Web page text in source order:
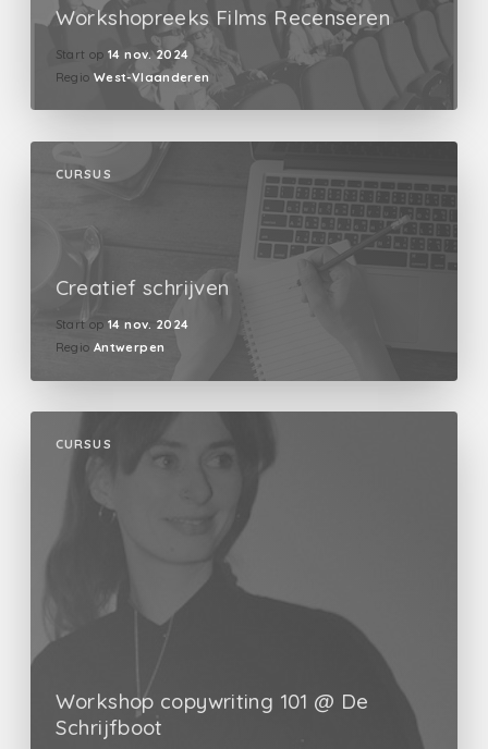
Workshopreeks Films Recenseren
Start op 14 nov. 2024
Regio West-Vlaanderen
CURSUS
Creatief schrijven
Start op 14 nov. 2024
Regio Antwerpen
CURSUS
Workshop copywriting 101 @ De
Schrijfboot